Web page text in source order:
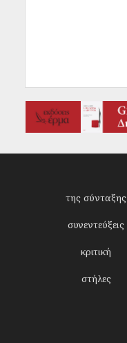
της σύνταξης
συνεντεύξεις
κριτική
στήλες